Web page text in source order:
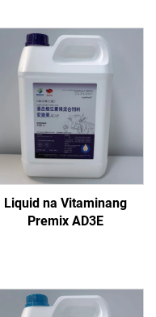
Liquid na Vitaminang
Premix AD3E